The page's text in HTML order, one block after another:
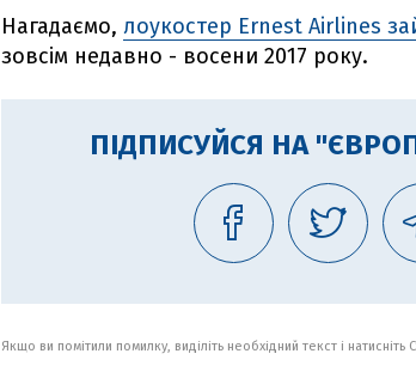
Нагадаємо, лоукостер Ernest Airlines
зовсім недавно - восени 2017 року.
ПІДПИСУЙСЯ НА
Якщо ви помітили помилку, виділіть необхідний текст і